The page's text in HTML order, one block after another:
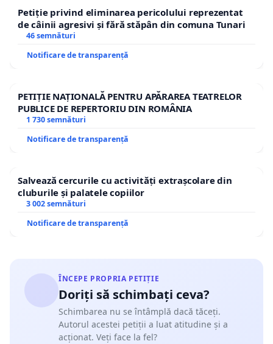
Petiție privind eliminarea pericolului reprezentat
de câinii agresivi și fără stăpân din comuna Tunari
46 semnături
Notificare de transparență
PETIȚIE NAȚIONALĂ PENTRU APĂRAREA TEATRELOR
PUBLICE DE REPERTORIU DIN ROMÂNIA
1 730 semnături
Notificare de transparență
Salvează cercurile cu activități extrașcolare din
cluburile și palatele copiilor
3 002 semnături
Notificare de transparență
ÎNCEPE PROPRIA PETIȚIE
Doriți să schimbați ceva?
Schimbarea nu se întâmplă dacă tăceți.
Autorul acestei petiții a luat atitudine și a
acționat. Veți face la fel?